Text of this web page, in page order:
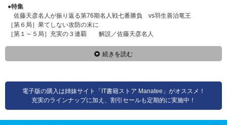
●特集
佐藤天彦名人が振り返る第76期名人戦七番勝負 vs羽生善治竜王
［第６局］果てしない攻防の末に
［第１～５局］充実の３連覇 解説／佐藤天彦名人
続きを読む
電子版の購入は姉妹サイト「IT書籍ストア Manatee」がオススメ！
充実のラインナップに加え、割引セールも定期的に実施中！